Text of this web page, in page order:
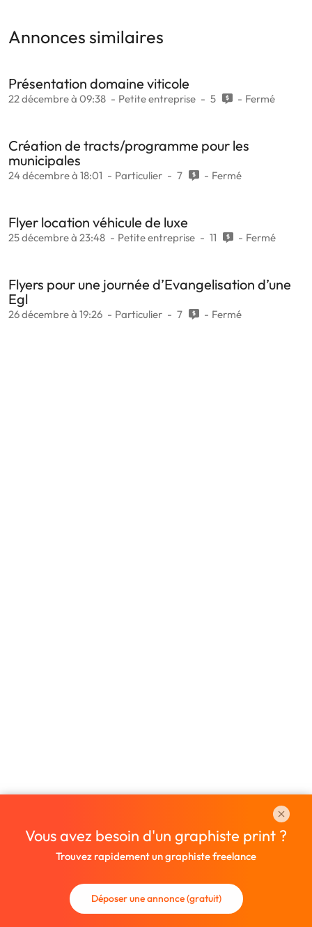
Annonces similaires
Présentation domaine viticole
22 décembre à 09:38 Petite entreprise 5 Fermé
Création de tracts/programme pour les
municipales
24 décembre à 18:01 Particulier 7 Fermé
Flyer location véhicule de luxe
25 décembre à 23:48 Petite entreprise 11 Fermé
Flyers pour une journée d’Evangelisation d’une
Egl
26 décembre à 19:26 Particulier 7 Fermé
Vous avez besoin d'un graphiste print ?
Trouvez rapidement un graphiste freelance
Déposer une annonce (gratuit)